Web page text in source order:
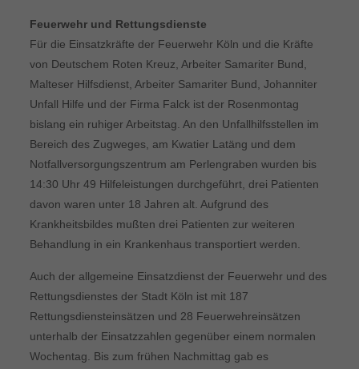
Feuerwehr und Rettungsdienste
Für die Einsatzkräfte der Feuerwehr Köln und die Kräfte
von Deutschem Roten Kreuz, Arbeiter Samariter Bund,
Malteser Hilfsdienst, Arbeiter Samariter Bund, Johanniter
Unfall Hilfe und der Firma Falck ist der Rosenmontag
bislang ein ruhiger Arbeitstag. An den Unfallhilfsstellen im
Bereich des Zugweges, am Kwatier Latäng und dem
Notfallversorgungszentrum am Perlengraben wurden bis
14:30 Uhr 49 Hilfeleistungen durchgeführt, drei Patienten
davon waren unter 18 Jahren alt. Aufgrund des
Krankheitsbildes mußten drei Patienten zur weiteren
Behandlung in ein Krankenhaus transportiert werden.
Auch der allgemeine Einsatzdienst der Feuerwehr und des
Rettungsdienstes der Stadt Köln ist mit 187
Rettungsdiensteinsätzen und 28 Feuerwehreinsätzen
unterhalb der Einsatzzahlen gegenüber einem normalen
Wochentag. Bis zum frühen Nachmittag gab es